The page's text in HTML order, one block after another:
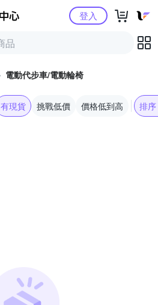
Yahoo購物中心登入
電動代步車/電動輪椅
有現貨 挑戰低價 價格低到高 排序